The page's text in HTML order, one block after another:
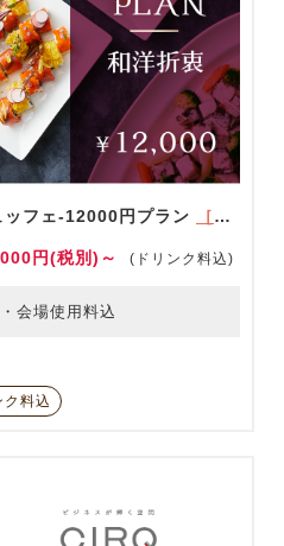
ッフェ-12000円プラン ［ドリンク充実！］
円(税別)～ (ドリンク料込)
会場使用料込
ク料込